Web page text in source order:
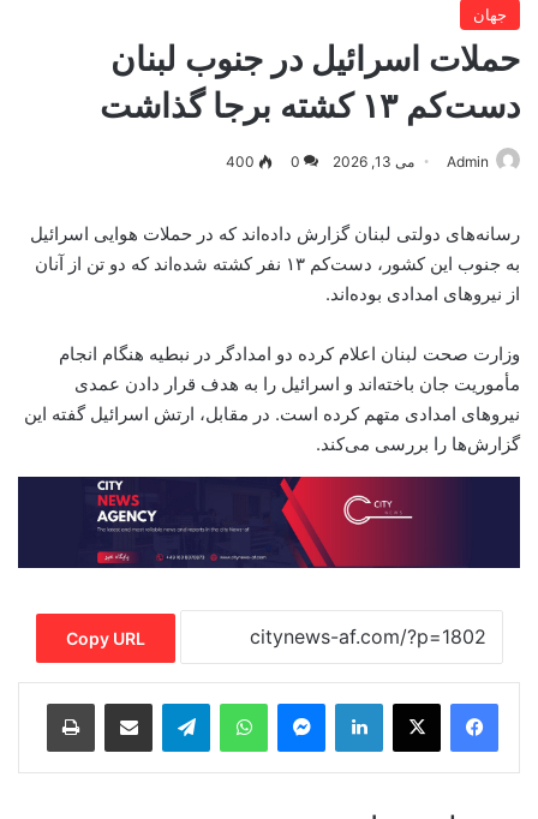
جهان
حملات اسرائیل در جنوب لبنان
دست‌کم ۱۳ کشته برجا گذاشت
Admin می 13, 2026 0
400
رسانه‌های دولتی لبنان گزارش داده‌اند که در حملات هوایی اسرائیل
به جنوب این کشور، دست‌کم ۱۳ نفر کشته شده‌اند که دو تن از آنان
از نیروهای امدادی بوده‌اند.
وزارت صحت لبنان اعلام کرده دو امدادگر در نبطیه هنگام انجام
مأموریت جان باخته‌اند و اسرائیل را به هدف قرار دادن عمدی
نیروهای امدادی متهم کرده است. در مقابل، ارتش اسرائیل گفته این
گزارش‌ها را بررسی می‌کند.
Copy URL
LinkedIn
Messenger
WhatsApp
Telegram
Share via Email
Print